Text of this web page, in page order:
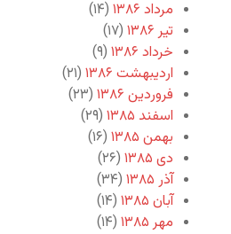
مرداد ۱۳۸۶
(۱۴)
تیر ۱۳۸۶
(۱۷)
خرداد ۱۳۸۶
(۹)
اردیبهشت ۱۳۸۶
(۲۱)
فروردین ۱۳۸۶
(۲۳)
اسفند ۱۳۸۵
(۲۹)
بهمن ۱۳۸۵
(۱۶)
دی ۱۳۸۵
(۲۶)
آذر ۱۳۸۵
(۳۴)
آبان ۱۳۸۵
(۱۴)
مهر ۱۳۸۵
(۱۴)